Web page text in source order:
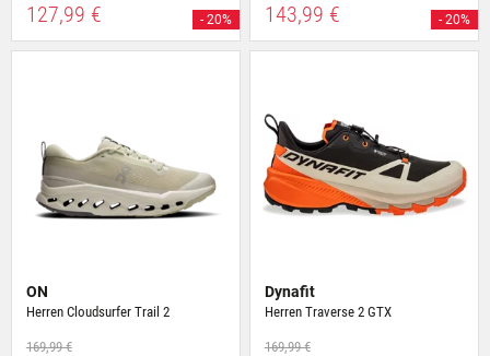
127,99 € - 20% 143,99 € - 20%
ON
Herren Cloudsurfer Trail 2
169,99 €
Dynafit
Herren Traverse 2 GTX
169,99 €